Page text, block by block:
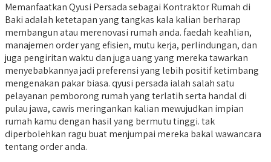
Memanfaatkan Qyusi Persada sebagai Kontraktor Rumah di
Baki adalah ketetapan yang tangkas kala kalian berharap
membangun atau merenovasi rumah anda. faedah keahlian,
manajemen order yang efisien, mutu kerja, perlindungan, dan
juga pengiritan waktu dan juga uang yang mereka tawarkan
menyebabkannya jadi preferensi yang lebih positif ketimbang
mengenakan pakar biasa. qyusi persada ialah salah satu
pelayanan pemborong rumah yang terlatih serta handal di
pulau jawa, cawis meringankan kalian mewujudkan impian
rumah kamu dengan hasil yang bermutu tinggi. tak
diperbolehkan ragu buat menjumpai mereka bakal wawancara
tentang order anda.